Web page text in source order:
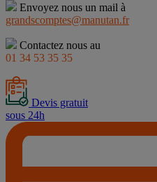
Envoyez nous un mail à
grandscomptes@manutan.fr
Contactez nous au
01 34 53 35 35
Devis gratuit
sous 24h